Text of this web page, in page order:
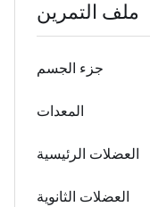
ملف التمرين
جزء الجسم
المعدات
العضلات الرئيسية
العضلات الثانوية